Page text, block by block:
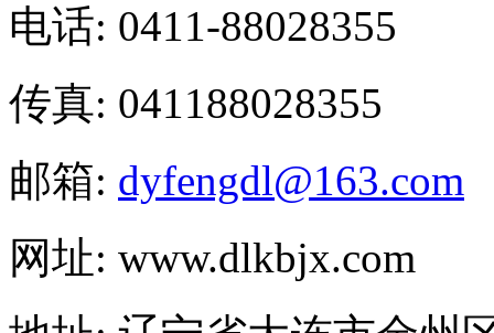
电话: 0411-88028355
传真: 041188028355
邮箱: dyfengdl@163.com
网址: www.dlkbjx.com